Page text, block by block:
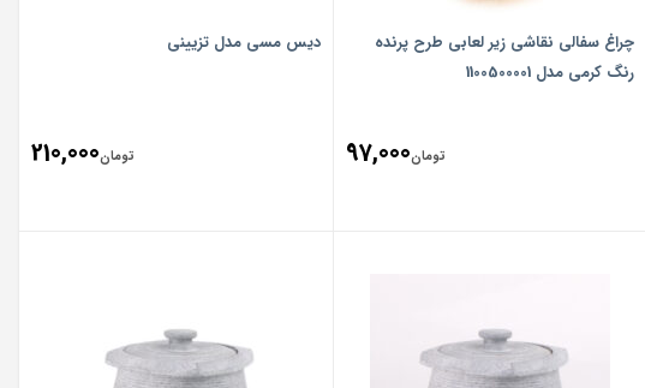
چراغ سفالی‏ نقاشی زیر لعابی‏ طرح ‏پرنده‏
‏‏رنگ ‏کرمی‏ مدل 1100500001
تومان97,000
دیس مسی مدل تزیینی
تومان210,000